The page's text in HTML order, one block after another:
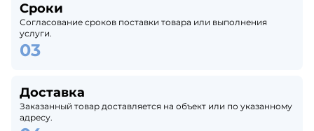
Сроки
Согласование сроков поставки товара или выполнения
услуги.
Доставка
Заказанный товар доставляется на объект или по указанному
адресу.